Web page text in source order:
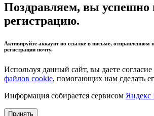
Поздравляем, вы
регистрацию.
Активируйте аккаунт по ссылке в письме, отправленном
регистрации почту.
Используя данный сайт, вы даете согласие
файлов cookie, помогающих нам сделать
Информация собирается сервисом Яндекс
Принять